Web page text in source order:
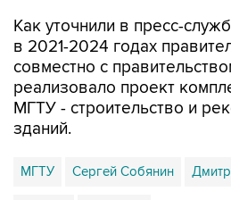
Как уточнили в пресс-
в 2021-2024 годах
совместно с
реализовало проект
МГТУ - строительство и
зданий.
МГТУ Сергей Собянин